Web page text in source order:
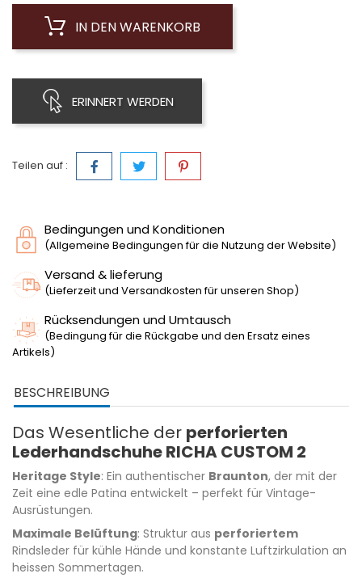
IN DEN WARENKORB
ERINNERT WERDEN
Teilen auf :
Bedingungen und Konditionen
(Allgemeine Bedingungen für die Nutzung der Website)
Versand & lieferung
(Lieferzeit und Versandkosten für unseren Shop)
Rücksendungen und Umtausch
(Bedingung für die Rückgabe und den Ersatz eines
Artikels)
BESCHREIBUNG
Das Wesentliche der perforierten
Lederhandschuhe RICHA CUSTOM 2
Heritage Style: Ein authentischer Braunton, der mit der
Zeit eine edle Patina entwickelt – perfekt für Vintage-
Ausrüstungen.
Maximale Belüftung: Struktur aus perforiertem
Rindsleder für kühle Hände und konstante Luftzirkulation an
heissen Sommertagen.